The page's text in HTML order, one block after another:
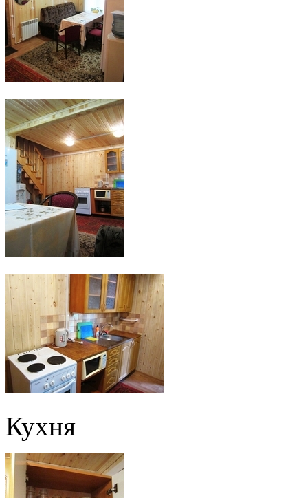
Кухня